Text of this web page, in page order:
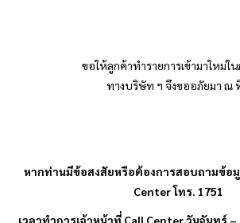
ขอให้ลูกค้าทำรายการเข้ามาใหม่ใ
ทางบริษัท ฯ จึงขออภัยมา ณ
หากท่านมีข้อสงสัยหรือต้องการสอบถามข้อ
Center โทร. 1751
เวลาทำการเจ้าหน้าที่ Call Center วันจันทร์ –